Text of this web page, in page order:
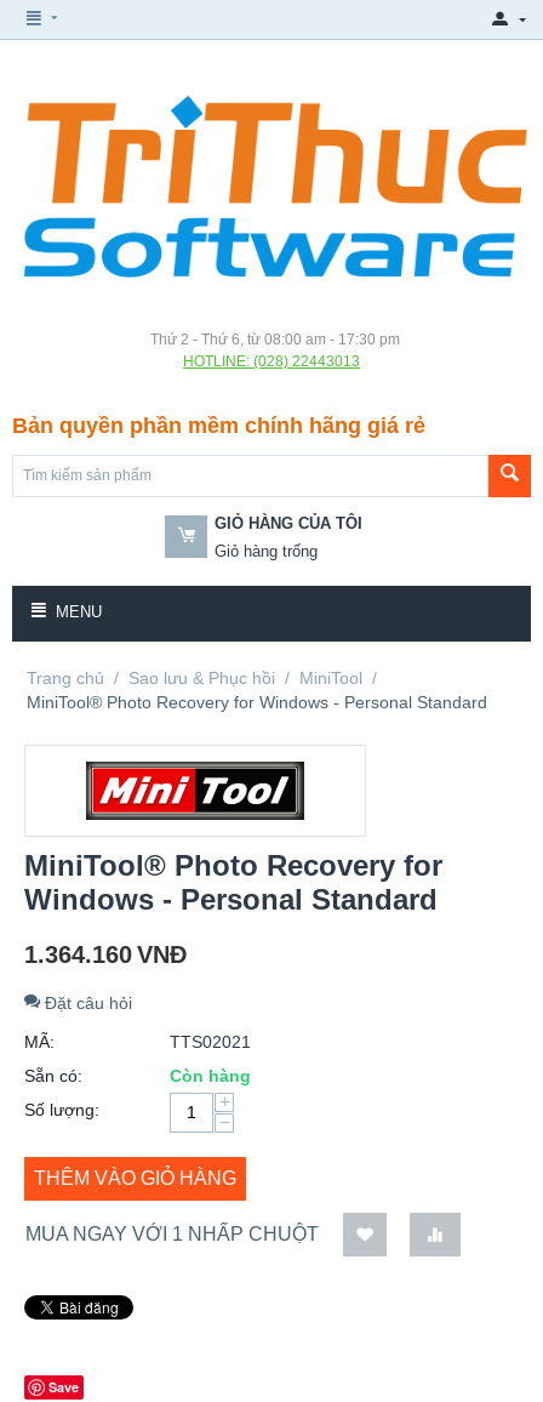
Thứ 2 - Thứ 6, từ 08:00 am - 17:30 pm
HOTLINE: (028) 22443013
Bản quyền phần mềm chính hãng giá rẻ
GIỎ HÀNG CỦA TÔI
Giỏ hàng trống
MENU
Trang chủ / Sao lưu & Phục hồi / MiniTool /
MiniTool® Photo Recovery for Windows - Personal Standard
MiniTool® Photo Recovery for
Windows - Personal Standard
1.364.160VNĐ
Đặt câu hỏi
MÃ:
TTS02021
Sẵn có:
Còn hàng
Số lượng:
+
−
THÊM VÀO GIỎ HÀNG
MUA NGAY VỚI 1 NHẤP CHUỘT
Save